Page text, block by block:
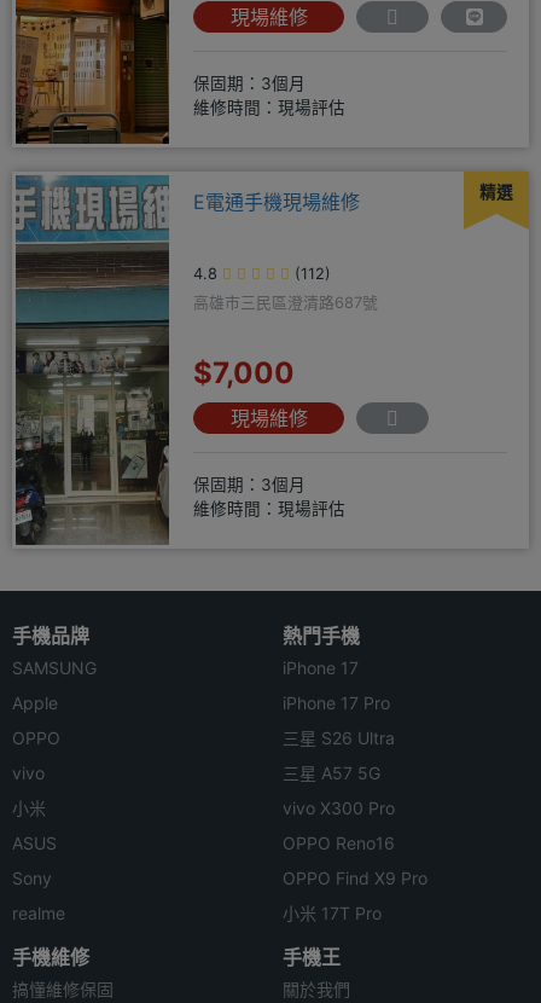
現場維修
保固期：3個月
維修時間：現場評估
精選
E電通手機現場維修
4.8
(112)
高雄市三民區澄清路687號
$7,000
現場維修
保固期：3個月
維修時間：現場評估
手機品牌
SAMSUNG
Apple
OPPO
vivo
小米
ASUS
Sony
realme
熱門手機
iPhone 17
iPhone 17 Pro
三星 S26 Ultra
三星 A57 5G
vivo X300 Pro
OPPO Reno16
OPPO Find X9 Pro
小米 17T Pro
手機維修
搞懂維修保固
手機王
關於我們